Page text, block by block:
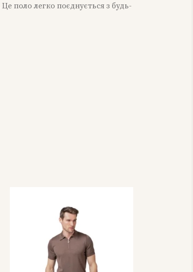
поло легко поєднується з будь-